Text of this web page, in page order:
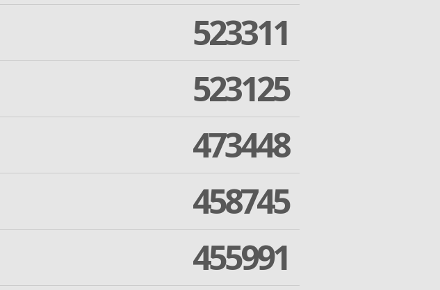
523311
523125
473448
458745
455991